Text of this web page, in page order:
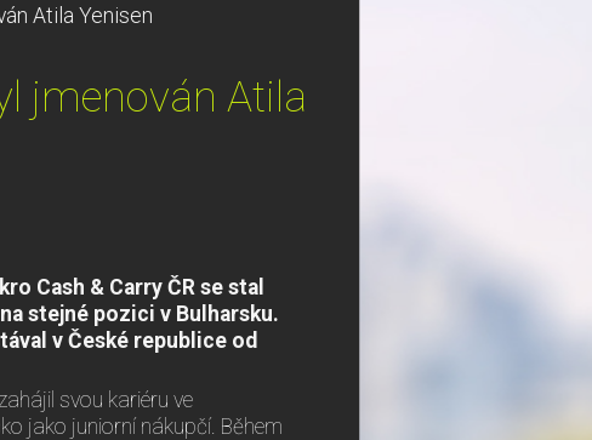
Atila Yenisen
jmenován Atila
Cash & Carry ČR se stal
stejné pozici v Bulharsku.
v České republice od
svou kariéru ve
jako juniorní nákupčí. Během